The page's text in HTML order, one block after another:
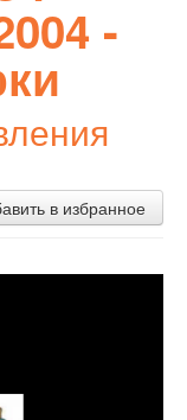
-
в избранное